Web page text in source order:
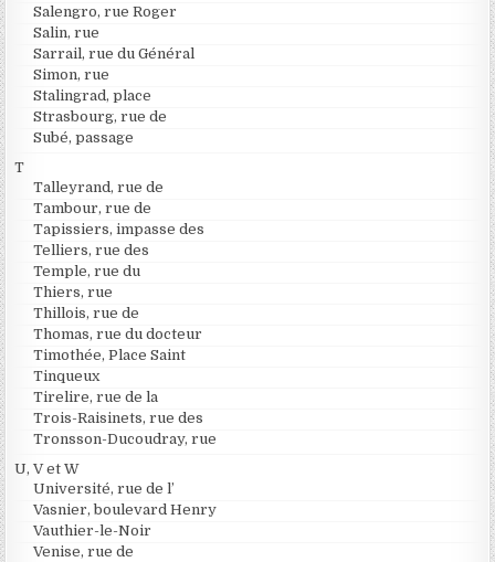
Salengro, rue Roger
Salin, rue
Sarrail, rue du Général
Simon, rue
Stalingrad, place
Strasbourg, rue de
Subé, passage
T
Talleyrand, rue de
Tambour, rue de
Tapissiers, impasse des
Telliers, rue des
Temple, rue du
Thiers, rue
Thillois, rue de
Thomas, rue du docteur
Timothée, Place Saint
Tinqueux
Tirelire, rue de la
Trois-Raisinets, rue des
Tronsson-Ducoudray, rue
U, V et W
Université, rue de l’
Vasnier, boulevard Henry
Vauthier-le-Noir
Venise, rue de